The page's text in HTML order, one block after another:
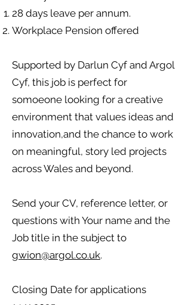
28 days leave per annum.
Workplace Pension offered
Supported by Darlun Cyf and Argol
Cyf, this job is perfect for
somoeone looking for a creative
environment that values ideas and
innovation,and the chance to work
on meaningful, story led projects
across Wales and beyond.
Send your CV, reference letter, or
questions with Your name and the
Job title in the subject to
gwion@argol.co.uk.
Closing Date for applications